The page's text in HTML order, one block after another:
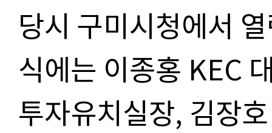
당시 구미시청에서
식에는 이종홍 KEC
투자유치실장, 김장